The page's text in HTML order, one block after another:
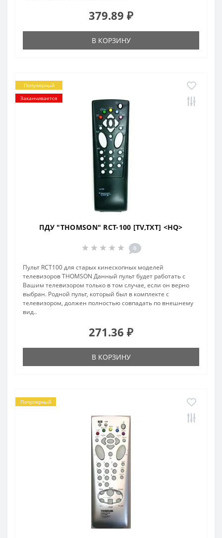
379.89 ₽
В КОРЗИНУ
Популярный
Заканчивается
ПДУ "THOMSON" RCT-100 [TV,TXT] <HQ>
0
Пульт RCT100 для старых кинескопных моделей
телевизоров THOMSON Данный пульт будет работать с
Вашим телевизором только в том случае, если он верно
выбран. Родной пульт, который был в комплекте с
телевизором, должен полностью совпадать по внешнему
вид..
271.36 ₽
В КОРЗИНУ
Популярный